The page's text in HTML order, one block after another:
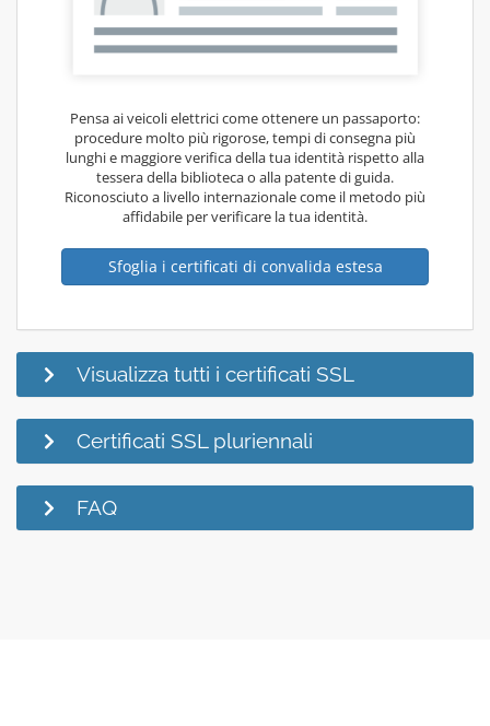
Pensa ai veicoli elettrici come ottenere un passaporto:
procedure molto più rigorose, tempi di consegna più
lunghi e maggiore verifica della tua identità rispetto alla
tessera della biblioteca o alla patente di guida.
Riconosciuto a livello internazionale come il metodo più
affidabile per verificare la tua identità.
Sfoglia i certificati di convalida estesa
Visualizza tutti i certificati SSL
Certificati SSL pluriennali
FAQ